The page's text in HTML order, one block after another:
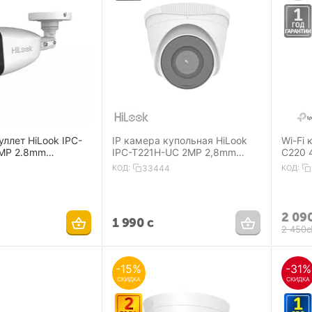
HiLook IPC-
2.8mm
IR30 m Mic
IP камера купольная HiLook
IPC-T221H-UC 2MP 2,8mm
1920×1080 IP67 IR30 m Mic
PoE
КОД: 33444
1 990с
Wi-Fi
C220
IR 9m
КОД:
2
2 450с
-15%
СКИДКА
-31%
СКИДКА